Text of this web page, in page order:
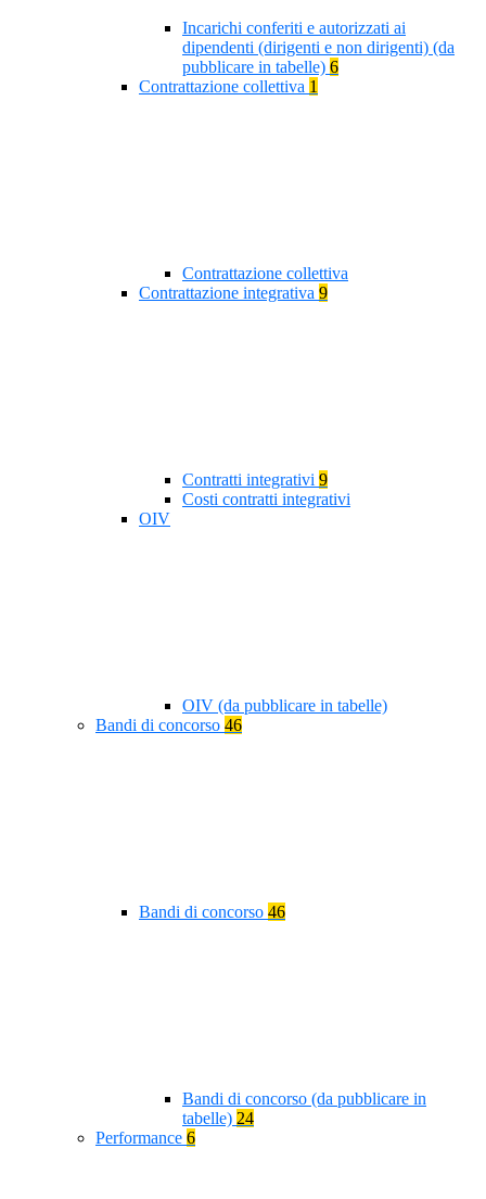
Incarichi conferiti e autorizzati ai
dipendenti (dirigenti e non dirigenti) (da
pubblicare in tabelle) 6
Contrattazione collettiva 1
Contrattazione collettiva
Contrattazione integrativa 9
Contratti integrativi 9
Costi contratti integrativi
OIV
OIV (da pubblicare in tabelle)
Bandi di concorso 46
Bandi di concorso 46
Bandi di concorso (da pubblicare in
tabelle) 24
Performance 6